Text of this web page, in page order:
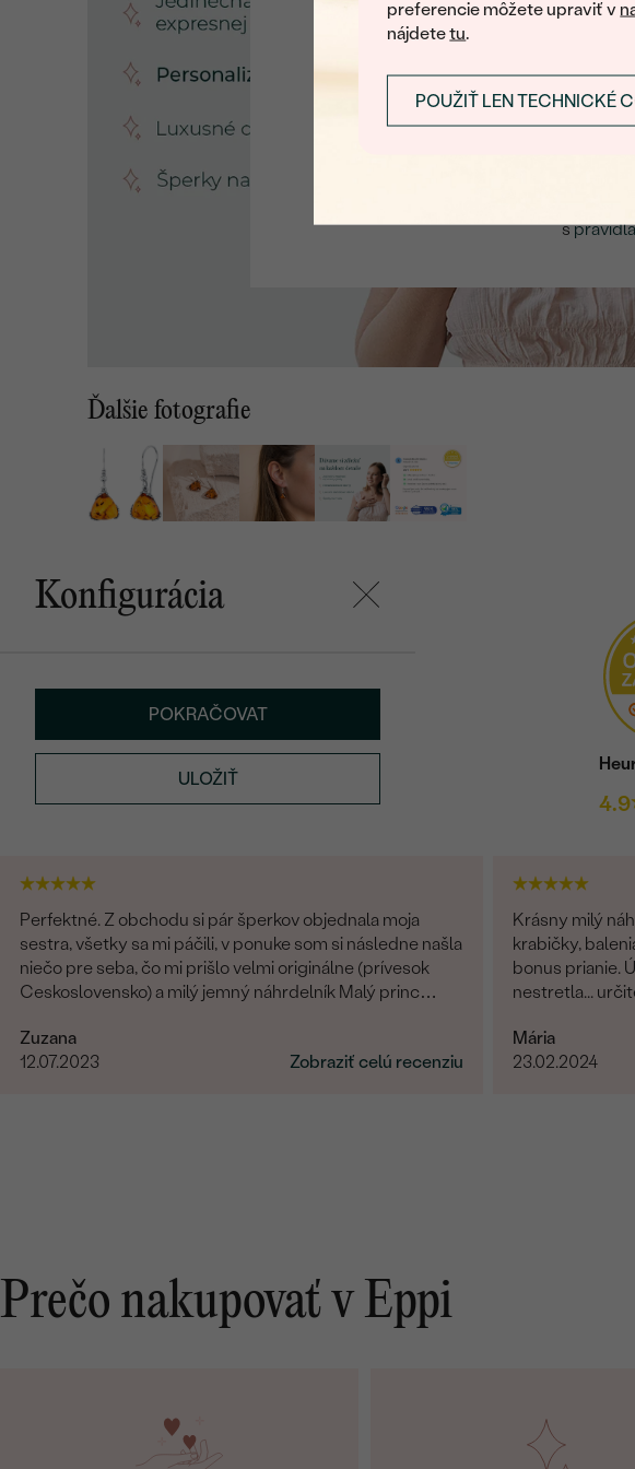
preferencie môžete upraviť v
nájdetetu.
POUŽIŤ LEN TECHNICKÉ
Ďalšie fotografie
Konfigurácia
POKRAČOVAT
ULOŽIŤ
4.9
Perfektné. Z obchodu si pár šperkov objednala moja
sestra, všetky sa mi páčili, v ponuke som si následne našla
niečo pre seba, čo mi prišlo velmi originálne (prívesok
Ceskoslovensko) a milý jemný náhrdelník Malý princ
Obchod a tovar odporúčam, kto hladá šperk, urcite si
nájde to svoje.
Zuzana
12.07.2023
Zobraziť celú recenziu
Krásny milý
krabičky,
bonus prianie.
nestretla...
Mária
23.02.2024
Prečo nakupovať v Eppi
s